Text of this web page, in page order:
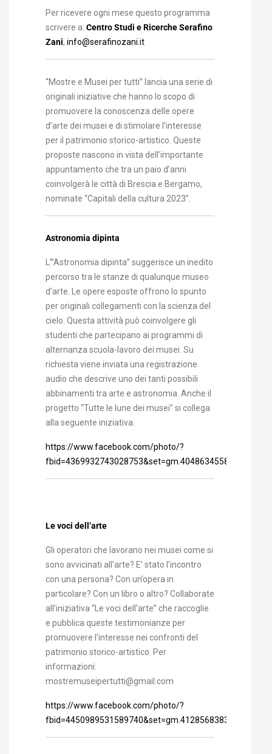
Per ricevere ogni mese questo programma
scrivere a: Centro Studi e Ricerche Serafino
Zani, info@serafinozani.it
“Mostre e Musei per tutti” lancia una serie di
originali iniziative che hanno lo scopo di
promuovere la conoscenza delle opere
d’arte dei musei e di stimolare l’interesse
per il patrimonio storico-artistico. Queste
proposte nascono in vista dell’importante
appuntamento che tra un paio d’anni
coinvolgerà le città di Brescia e Bergamo,
nominate “Capitali della cultura 2023”.
Astronomia dipinta
L’”Astronomia dipinta” suggerisce un inedito
percorso tra le stanze di qualunque museo
d’arte. Le opere esposte offrono lo spunto
per originali collegamenti con la scienza del
cielo. Questa attività può coinvolgere gli
studenti che partecipano ai programmi di
alternanza scuola-lavoro dei musei. Su
richiesta viene inviata una registrazione
audio che descrive uno dei tanti possibili
abbinamenti tra arte e astronomia. Anche il
progetto “Tutte le lune dei musei” si collega
alla seguente iniziativa.
https://www.facebook.com/photo/?
fbid=4369932743028753&set=gm.4048634558567219
Le voci dell’arte
Gli operatori che lavorano nei musei come si
sono avvicinati all’arte? E’ stato l’incontro
con una persona? Con un’opera in
particolare? Con un libro o altro? Collaborate
all’iniziativa “Le voci dell’arte” che raccoglie
e pubblica queste testimonianze per
promuovere l’interesse nei confronti del
patrimonio storico-artistico. Per
informazioni:
mostremuseipertutti@gmail.com
https://www.facebook.com/photo/?
fbid=4450989531589740&set=gm.4128568383907169